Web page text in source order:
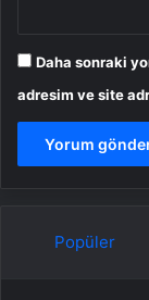
Daha sonraki
adresim ve site
Popüler